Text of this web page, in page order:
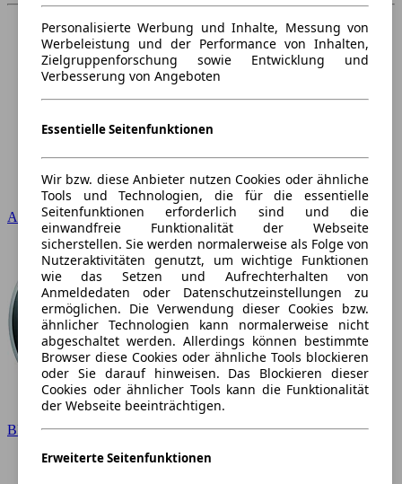
Audi
BMW
Personalisierte Werbung und Inhalte, Messung von
Werbeleistung und der Performance von Inhalten,
Zielgruppenforschung sowie Entwicklung und
Verbesserung von Angeboten
Essentielle Seitenfunktionen
Wir bzw. diese Anbieter nutzen Cookies oder ähnliche
Tools und Technologien, die für die essentielle
Seitenfunktionen erforderlich sind und die
einwandfreie Funktionalität der Webseite
sicherstellen. Sie werden normalerweise als Folge von
Nutzeraktivitäten genutzt, um wichtige Funktionen
wie das Setzen und Aufrechterhalten von
Anmeldedaten oder Datenschutzeinstellungen zu
ermöglichen. Die Verwendung dieser Cookies bzw.
ähnlicher Technologien kann normalerweise nicht
abgeschaltet werden. Allerdings können bestimmte
Browser diese Cookies oder ähnliche Tools blockieren
oder Sie darauf hinweisen. Das Blockieren dieser
Cookies oder ähnlicher Tools kann die Funktionalität
der Webseite beeinträchtigen.
Erweiterte Seitenfunktionen